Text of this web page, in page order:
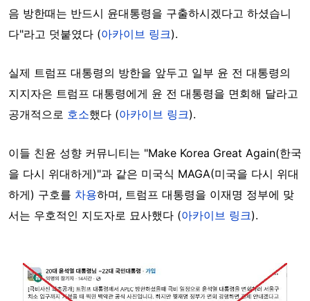
음 방한때는 반드시 윤대통령을 구출하시겠다고 하셨습니
다"라고 덧붙였다 (아카이브 링크).
실제 트럼프 대통령의 방한을 앞두고 일부 윤 전 대통령의
지지자은 트럼프 대통령에게 윤 전 대통령을 면회해 달라고
공개적으로 호소했다 (아카이브 링크).
이들 친윤 성향 커뮤니티는 "Make Korea Great Again(한국
을 다시 위대하게)"과 같은 미국식 MAGA(미국을 다시 위대
하게) 구호를 차용하며, 트럼프 대통령을 이재명 정부에 맞
서는 우호적인 지도자로 묘사했다 (아카이브 링크).
Image